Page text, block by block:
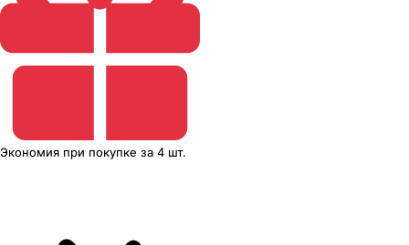
Экономия при покупке за 4 шт.